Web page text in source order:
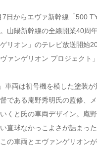
日からエヴァ新幹線「500
山陽新幹線の全線開業40周
ゲリオン」のテレビ放送開始
ァンゲリオン プロジェクト
車両は初号機を模した塗装
である庵野秀明氏の監修、
くと氏の車両デザイン。庵
直球なかっこよさが詰まっ
の車両とエヴァンゲリオン